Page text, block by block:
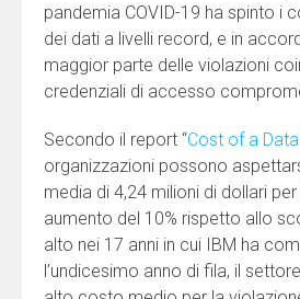
pandemia COVID-19 ha spinto i
dei dati a livelli record, e in
maggior parte delle violazioni
credenziali di accesso
Secondo il report “Cost of a
organizzazioni possono
media di 4,24 milioni di dollari per
aumento del 10% rispetto allo
alto nei 17 anni in cui IBM ha
l’undicesimo anno di fila, il